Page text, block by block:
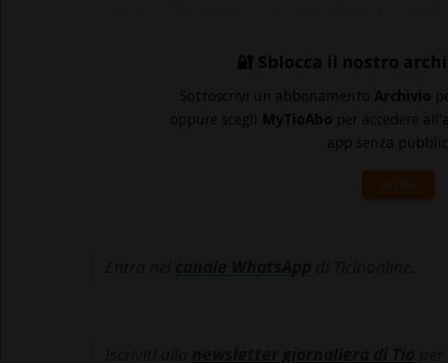
🔐 Sblocca il nostro
Sottoscrivi un abbonamento Archivio
oppure scegli MyTioAbo per accedere
app senza
ACCEDI